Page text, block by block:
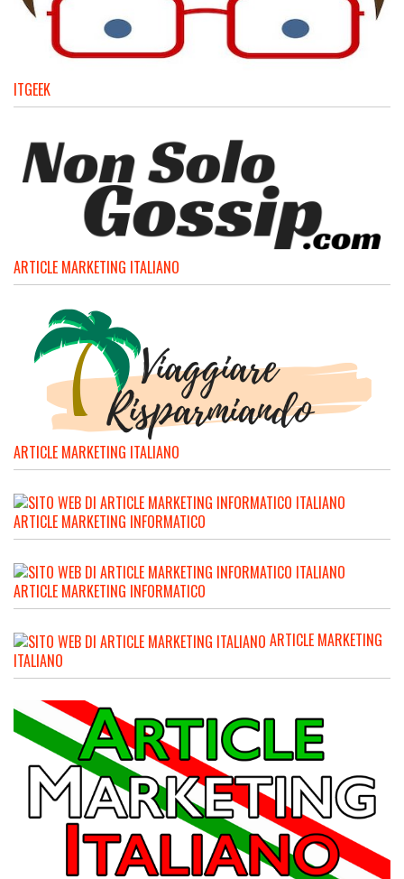
ITGEEK
ARTICLE MARKETING ITALIANO
ARTICLE MARKETING ITALIANO
ARTICLE MARKETING INFORMATICO
ARTICLE MARKETING INFORMATICO
ARTICLE MARKETING
ITALIANO